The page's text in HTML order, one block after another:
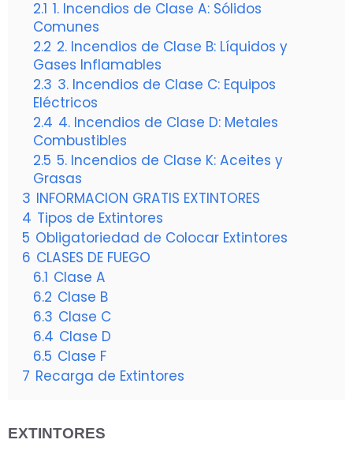
2.1 1. Incendios de Clase A: Sólidos
Comunes
2.2 2. Incendios de Clase B: Líquidos y
Gases Inflamables
2.3 3. Incendios de Clase C: Equipos
Eléctricos
2.4 4. Incendios de Clase D: Metales
Combustibles
2.5 5. Incendios de Clase K: Aceites y
Grasas
3 INFORMACION GRATIS EXTINTORES
4 Tipos de Extintores
5 Obligatoriedad de Colocar Extintores
6 CLASES DE FUEGO
6.1 Clase A
6.2 Clase B
6.3 Clase C
6.4 Clase D
6.5 Clase F
7 Recarga de Extintores
EXTINTORES